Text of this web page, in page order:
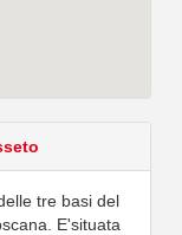
tre basi del
E'situata